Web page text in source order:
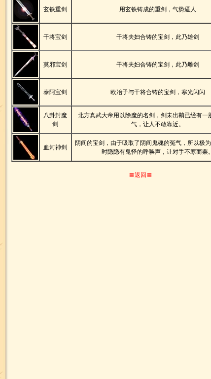
玄铁重剑 用玄铁铸成的重剑，气势逼人
干将宝剑 干将夫妇合铸的宝剑，此乃雄剑
莫邪宝剑 干将夫妇合铸的宝剑，此乃雌剑
泰阿宝剑 欧冶子与干将合铸的宝剑，寒光闪闪
八卦封魔
剑
北方真武大帝用以除魔的名剑，剑未出鞘已经有一
气，让人不敢靠近。
血河神剑
阴间的宝剑，由于吸取了阴间鬼魂的冤气，所以极
时隐隐有鬼怪的呼唤声，让对手不寒而栗。
〓返回〓